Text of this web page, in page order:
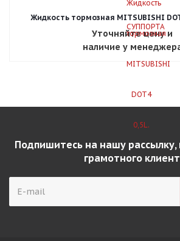
Жидкость тормозная MITSUBISHI
Уточняйте цену и
наличие у
Подпишитесь на нашу рассылку,
грамотного